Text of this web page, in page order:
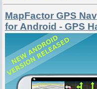
MapFactor GPS
for Android - GPS